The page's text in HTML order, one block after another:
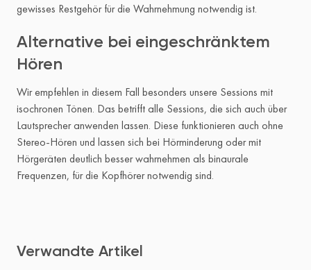
gewisses Restgehör für die Wahrnehmung notwendig ist.
Alternative bei eingeschränktem
Hören
Wir empfehlen in diesem Fall besonders unsere Sessions mit
isochronen Tönen. Das betrifft alle Sessions, die sich auch über
Lautsprecher anwenden lassen. Diese funktionieren auch ohne
Stereo-Hören und lassen sich bei Hörminderung oder mit
Hörgeräten deutlich besser wahrnehmen als binaurale
Frequenzen, für die Kopfhörer notwendig sind.
Verwandte Artikel